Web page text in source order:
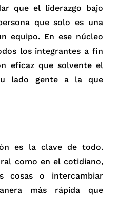
que el liderazgo bajo
que solo es una
equipo. En ese núcleo
los integrantes a fin
eficaz que solvente el
lado gente a la que
es la clave de todo.
como en el cotidiano,
cosas o intercambiar
más rápida que